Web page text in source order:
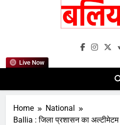
Live Now
Ballia
Home
National
Ballia : जिला प्रशासन का